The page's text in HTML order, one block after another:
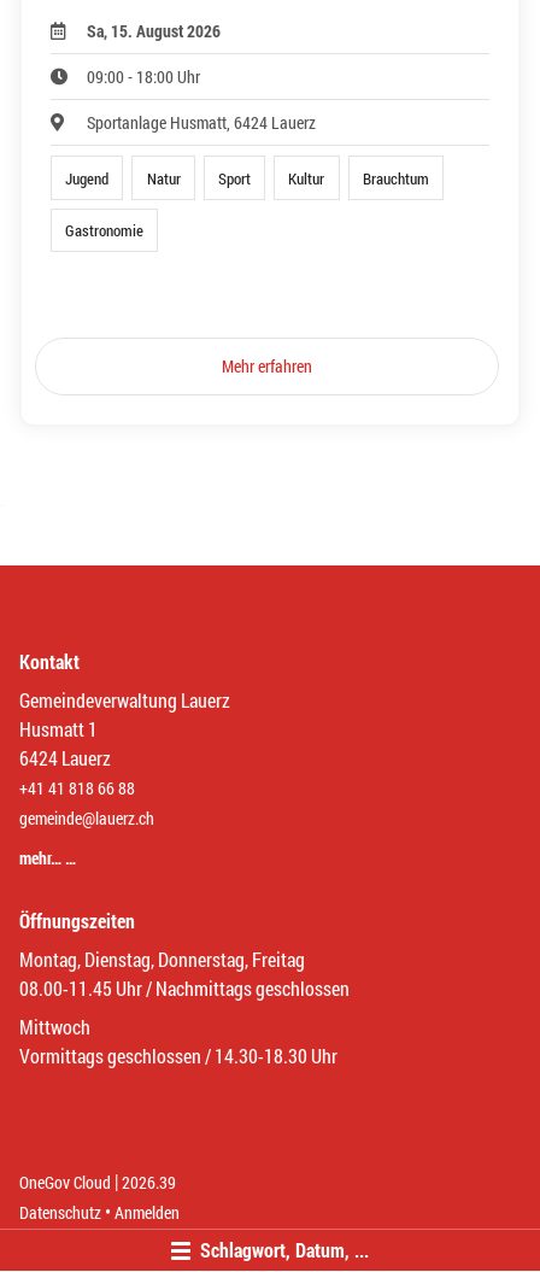
Schlagwort, Datum, ...
Sa, 15. August 2026
09:00 - 18:00 Uhr
Sportanlage Husmatt, 6424 Lauerz
Jugend Natur Sport Kultur Brauchtum
Gastronomie
Mehr erfahren
Kontakt
Gemeindeverwaltung Lauerz
Husmatt 1
6424 Lauerz
+41 41 818 66 88
gemeinde@lauerz.ch
mehr… …
Öffnungszeiten
Montag, Dienstag, Donnerstag, Freitag
08.00-11.45 Uhr / Nachmittags geschlossen
Mittwoch
Vormittags geschlossen / 14.30-18.30 Uhr
OneGov Cloud (External Link)
|2026.39
Datenschutz (External Link)
Anmelden